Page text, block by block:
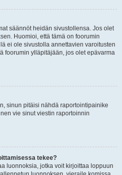
säännöt heidän sivustollensa. Jos olet
Huomioi, että tämä on foorumin
ei ole sivustolla annettavien varoitusten
foorumin ylläpitäjään, jos olet epävarma
sinun pitäisi nähdä raportointipainike
vie sinut viestin raportoinnin
tekee?
luonnoksia, jotka voit kirjoittaa loppuun